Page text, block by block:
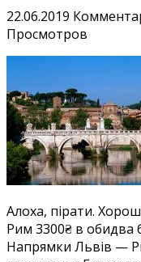
22.06.2019
Просмотров
Алоха, пірати.
Рим 3300₴ в обидва
Напрямки Львів —